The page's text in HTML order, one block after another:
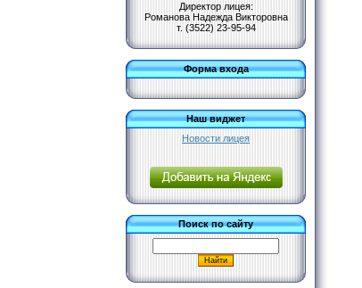
Директор лицея:
Романова Надежда Викторовна
т. (3522) 23-95-94
Форма входа
Наш виджет
Новости лицея
Поиск по сайту